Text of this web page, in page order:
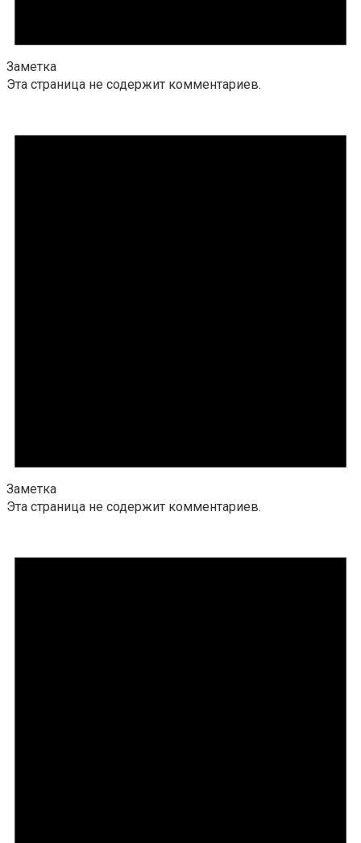
Заметка
Эта страница не содержит комментариев.
Заметка
Эта страница не содержит комментариев.